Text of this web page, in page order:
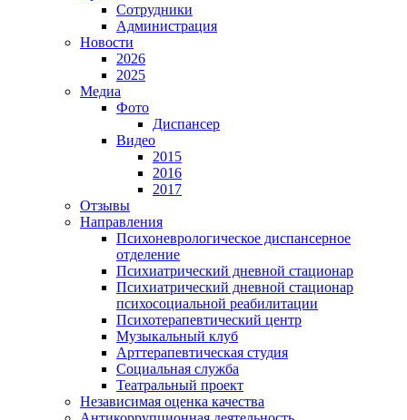
Сотрудники
Администрация
Новости
2026
2025
Медиа
Фото
Диспансер
Видео
2015
2016
2017
Отзывы
Направления
Психоневрологическое диспансерное
отделение
Психиатрический дневной стационар
Психиатрический дневной стационар
психосоциальной реабилитации
Психотерапевтический центр
Музыкальный клуб
Арттерапевтическая студия
Социальная служба
Театральный проект
Независимая оценка качества